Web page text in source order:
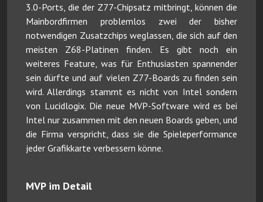
3.0-Ports, die der Z77-Chipsatz mitbringt, können die
Mainbordfirmen problemlos zwei der bisher
notwendigen Zusatzchips weglassen, die sich auf den
meisten Z68-Platinen finden. Es gibt noch ein
weiteres Feature, was für Enthusiasten spannender
sein dürfte und auf vielen Z77-Boards zu finden sein
wird. Allerdings stammt es nicht von Intel sondern
von Lucidlogix. Die neue MVP-Software wird es bei
Intel nur zusammen mit den neuen Boards geben, und
die Firma verspricht, dass sie die Spieleperformance
jeder Grafikkarte verbessern könne.
MVP im Detail